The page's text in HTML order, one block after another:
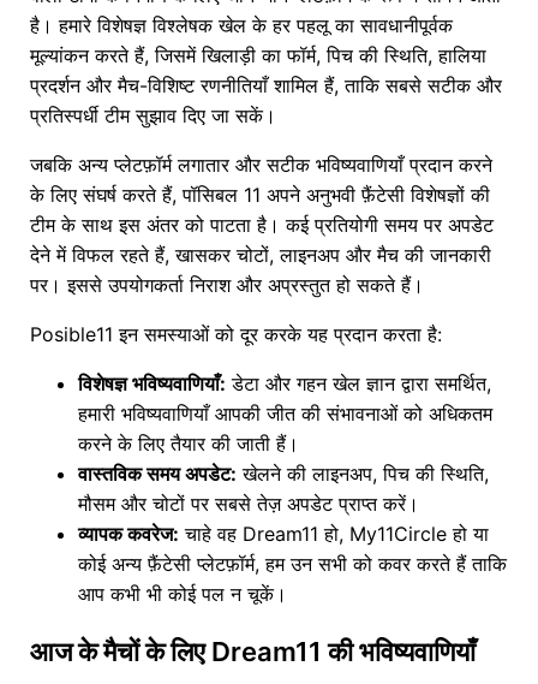
है। हमारे विशेषज्ञ विश्लेषक खेल के हर पहलू का सावधानीपूर्वक
मूल्यांकन करते हैं, जिसमें खिलाड़ी का फॉर्म, पिच की स्थिति, हालिया
प्रदर्शन और मैच-विशिष्ट रणनीतियाँ शामिल हैं, ताकि सबसे सटीक और
प्रतिस्पर्धी टीम सुझाव दिए जा सकें।
जबकि अन्य प्लेटफ़ॉर्म लगातार और सटीक भविष्यवाणियाँ प्रदान करने
के लिए संघर्ष करते हैं, पॉसिबल 11 अपने अनुभवी फ़ैंटेसी विशेषज्ञों की
टीम के साथ इस अंतर को पाटता है। कई प्रतियोगी समय पर अपडेट
देने में विफल रहते हैं, खासकर चोटों, लाइनअप और मैच की जानकारी
पर। इससे उपयोगकर्ता निराश और अप्रस्तुत हो सकते हैं।
Posible11 इन समस्याओं को दूर करके यह प्रदान करता है:
विशेषज्ञ भविष्यवाणियाँ: डेटा और गहन खेल ज्ञान द्वारा समर्थित,
हमारी भविष्यवाणियाँ आपकी जीत की संभावनाओं को अधिकतम
करने के लिए तैयार की जाती हैं।
वास्तविक समय अपडेट: खेलने की लाइनअप, पिच की स्थिति,
मौसम और चोटों पर सबसे तेज़ अपडेट प्राप्त करें।
व्यापक कवरेज: चाहे वह Dream11 हो, My11Circle हो या
कोई अन्य फ़ैंटेसी प्लेटफ़ॉर्म, हम उन सभी को कवर करते हैं ताकि
आप कभी भी कोई पल न चूकें।
आज के मैचों के लिए Dream11 की भविष्यवाणियाँ